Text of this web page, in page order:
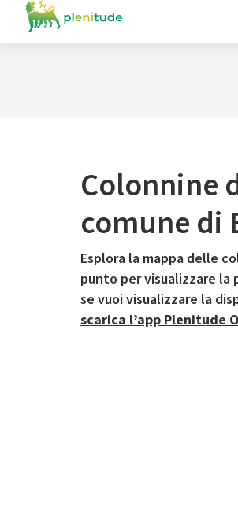
Colonnine
comune di
Esplora la mappa delle
punto per visualizzare la
se vuoi visualizzare la
scarica l’app Plenitude